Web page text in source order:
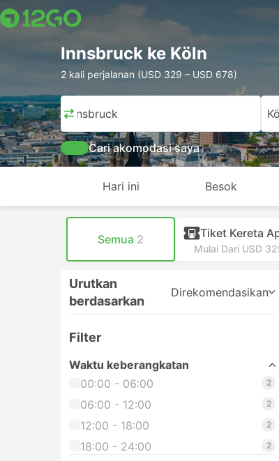
Innsbruck ke Köln
2 kali perjalanan (USD 329 – USD 678)
Innsbruck
Cari akomodasi saya
Hari ini Besok
Semua 2 Tiket Kereta
Mulai Dari USD
Urutkan
berdasarkan
Direkomendasikan
Filter
Waktu keberangkatan
00:00 - 06:00
2
06:00 - 12:00 2
12:00 - 18:00 2
18:00 - 24:00 2